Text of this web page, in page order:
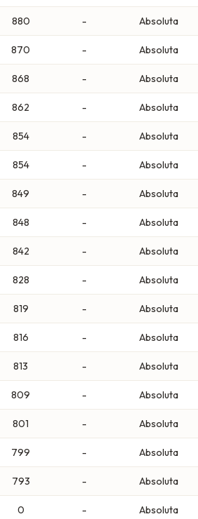
880 - Absoluta
870 - Absoluta
868 - Absoluta
862 - Absoluta
854 - Absoluta
854 - Absoluta
849 - Absoluta
848 - Absoluta
842 - Absoluta
828 - Absoluta
819 - Absoluta
816 - Absoluta
813 - Absoluta
809 - Absoluta
801 - Absoluta
799 - Absoluta
793 - Absoluta
0 - Absoluta